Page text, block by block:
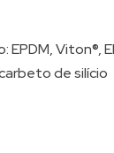
EPDM, Viton®,
de silício